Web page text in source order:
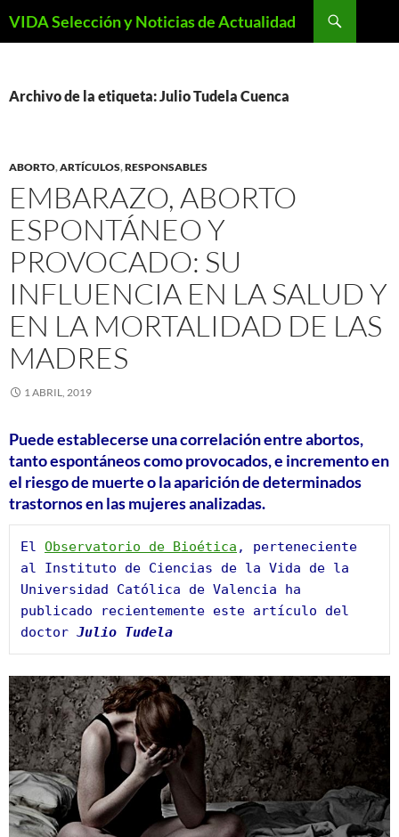
VIDA Selección y Noticias de Actualidad
Archivo de la etiqueta: Julio Tudela Cuenca
ABORTO,ARTÍCULOS,RESPONSABLES
EMBARAZO, ABORTO
ESPONTÁNEO Y
PROVOCADO: SU
INFLUENCIA EN LA SALUD Y
EN LA MORTALIDAD DE LAS
MADRES
1 ABRIL, 2019
Puede establecerse una correlación entre abortos,
tanto espontáneos como provocados, e incremento en
el riesgo de muerte o la aparición de determinados
trastornos en las mujeres analizadas.
El Observatorio de Bioética , perteneciente
al Instituto de Ciencias de la Vida de la
Universidad Católica de Valencia ha
publicado recientemente este artículo del
doctor Julio Tudela